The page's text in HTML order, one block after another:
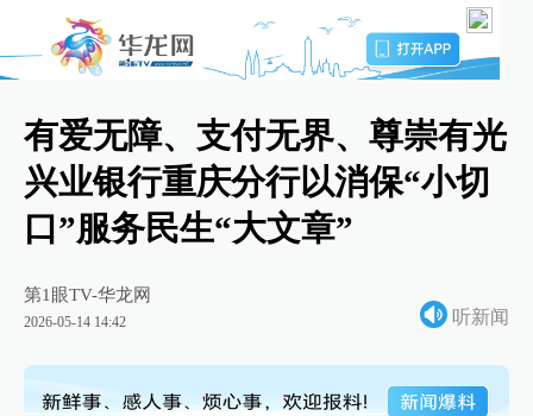
有爱无障、支付无界、尊崇有光
兴业银行重庆分行以消保“小切
口”服务民生“大文章”
第1眼TV-华龙网
2026-05-14 14:42 听新闻